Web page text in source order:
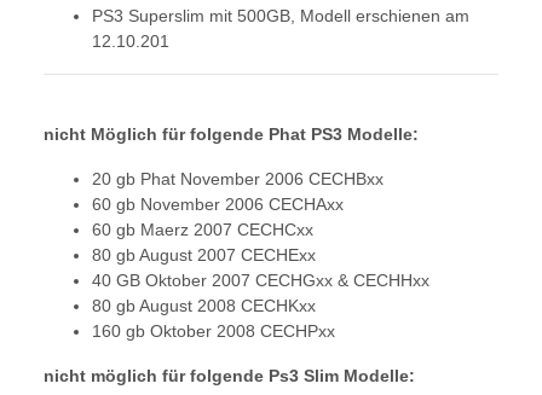
PS3 Superslim mit 500GB, Modell erschienen am
12.10.201
nicht Möglich für folgende Phat PS3 Modelle:
20 gb Phat November 2006 CECHBxx
60 gb November 2006 CECHAxx
60 gb Maerz 2007 CECHCxx
80 gb August 2007 CECHExx
40 GB Oktober 2007 CECHGxx & CECHHxx
80 gb August 2008 CECHKxx
160 gb Oktober 2008 CECHPxx
nicht möglich für folgende Ps3 Slim Modelle: